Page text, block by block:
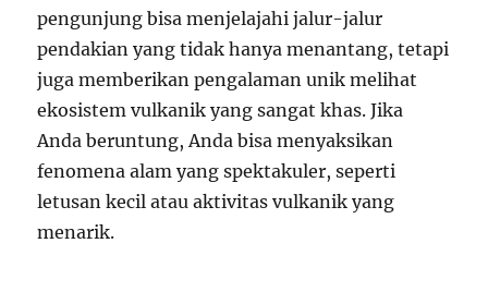
pengunjung bisa menjelajahi jalur-jalur
pendakian yang tidak hanya menantang, tetapi
juga memberikan pengalaman unik melihat
ekosistem vulkanik yang sangat khas. Jika
Anda beruntung, Anda bisa menyaksikan
fenomena alam yang spektakuler, seperti
letusan kecil atau aktivitas vulkanik yang
menarik.